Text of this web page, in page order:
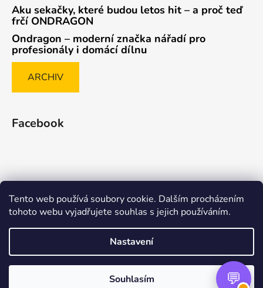
Tento web používá soubory cookie. Dalším procházením
tohoto webu vyjadřujete souhlas s jejich používáním.
Nastavení
Souhlasím
Aku sekačky, které budou letos hit – a proč teď
frčí ONDRAGON
Ondragon – moderní značka nářadí pro
profesionály i domácí dílnu
ARCHIV
Facebook
Způsob ověřování recenzí
Vytvořil Shoptet Premium
nasenaradi.cz . Všechna práva